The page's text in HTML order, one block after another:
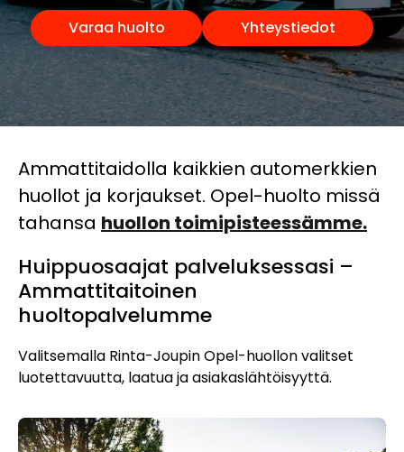
Varaa huolto Yhteystiedot
Ammattitaidolla kaikkien automerkkien
huollot ja korjaukset. Opel-huolto missä
tahansa huollon toimipisteessämme.
Huippuosaajat palveluksessasi –
Ammattitaitoinen
huoltopalvelumme
Valitsemalla Rinta-Joupin Opel-huollon valitset
luotettavuutta, laatua ja asiakaslähtöisyyttä.